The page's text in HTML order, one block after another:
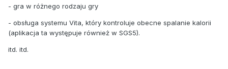
- gra w różnego rodzaju gry
- obsługa systemu Vita, który kontroluje obecne spalanie kalorii
(aplikacja ta występuje również w SGS5).
itd. itd.